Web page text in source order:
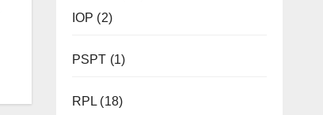
IOP (2)
PSPT (1)
RPL (18)